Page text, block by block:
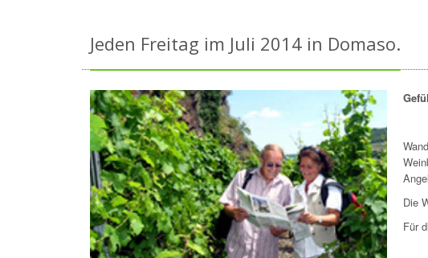
Jeden Freitag im Juli 2014 in Domaso.
Die
Für